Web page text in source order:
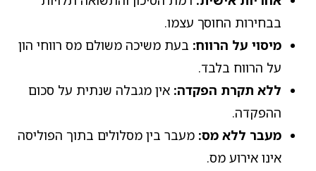
בבחירות החוסך עצמו.
מיסוי על הרווח: בעת משיכה משולם מס רווחי הון
על הרווח בלבד.
ללא תקרת הפקדה: אין מגבלה שנתית על סכום
ההפקדה.
מעבר ללא מס: מעבר בין מסלולים בתוך הפוליסה
אינו אירוע מס.